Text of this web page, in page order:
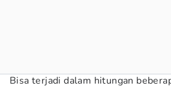
Bisa terjadi dalam hitungan